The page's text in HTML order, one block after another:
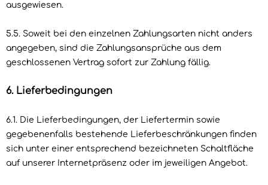
ausgewiesen.
5.5. Soweit bei den einzelnen Zahlungsarten nicht anders
angegeben, sind die Zahlungsansprüche aus dem
geschlossenen Vertrag sofort zur Zahlung fällig.
6. Lieferbedingungen
6.1. Die Lieferbedingungen, der Liefertermin sowie
gegebenenfalls bestehende Lieferbeschränkungen finden
sich unter einer entsprechend bezeichneten Schaltfläche
auf unserer Internetpräsenz oder im jeweiligen Angebot.